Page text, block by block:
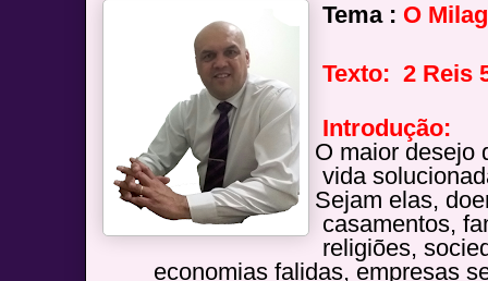
Tema : O
Texto: 2 Reis
Introdução:
ü
O maior desejo
vida
ü
Sejam elas,
casamentos,
religiões,
economias falidas, empresas